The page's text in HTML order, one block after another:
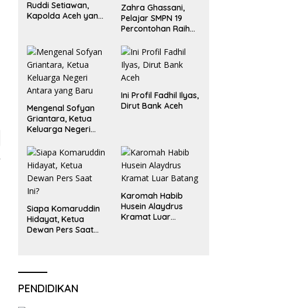
Ruddi Setiawan,
Kapolda Aceh yang
Zahra Ghassani,
Pelajar SMPN 19
Percontohan Raih
Liga Olimpiade
Nasional
Mengenal Sofyan
Griantara, Ketua
Keluarga Negeri
Ini Profil Fadhil Ilyas,
Dirut Bank Aceh
Siapa Komaruddin
Hidayat, Ketua
Dewan Pers Saat
Karomah Habib
Husein Alaydrus
Kramat Luar
PENDIDIKAN